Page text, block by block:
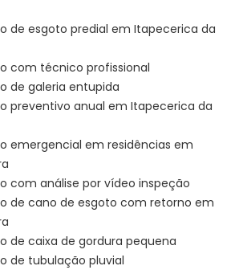
de esgoto predial em Itapecerica da
com técnico profissional
de galeria entupida
preventivo anual em Itapecerica da
emergencial em residências em
com análise por vídeo inspeção
de cano de esgoto com retorno em
de caixa de gordura pequena
de tubulação pluvial